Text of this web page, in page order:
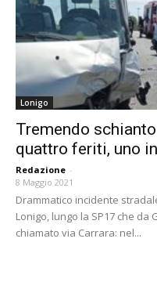
Lonigo
Tremendo
quattro feriti, uno
Redazione -
8 Maggio 2021
Drammatico incidente
Lonigo, lungo la SP17 che
chiamato via Carrara: nel...